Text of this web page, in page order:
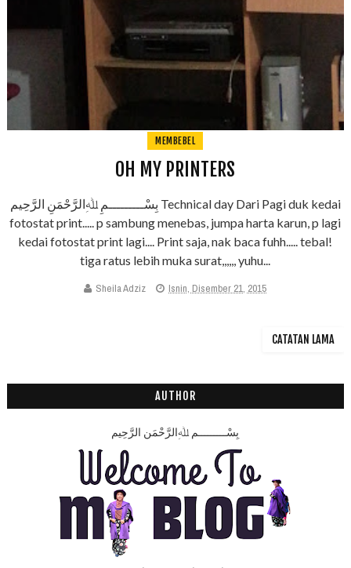
MEMBEBEL
OH MY PRINTERS
بِسْـــــــــمِ ﷲِالرَّحْمَنِ الرَّحِيم Technical day Dari Pagi duk kedai
fotostat print..... p sambung menebas, jumpa harta karun, p lagi
kedai fotostat print lagi.... Print saja, nak baca fuhh..... tebal!
tiga ratus lebih muka surat,,,,,, yuhu...
Sheila Adziz Isnin, Disember 21, 2015
CATATAN LAMA
AUTHOR
بِسْـــــــــمِ ﷲِالرَّحْمَنِ الرَّحِيم